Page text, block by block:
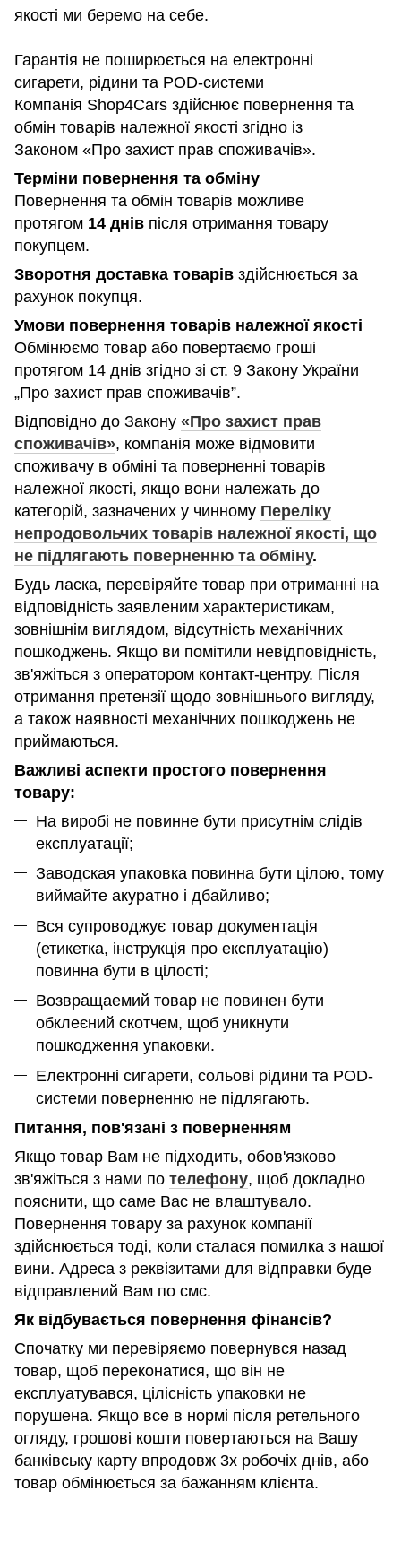
якості ми беремо на себе.
Гарантія не поширюється на електронні
сигарети, рідини та POD-системи
Компанія Shop4Cars здійснює повернення та
обмін товарів належної якості згідно із
Законом «Про захист прав споживачів».
Терміни повернення та обміну
Повернення та обмін товарів можливе
протягом 14 днів після отримання товару
покупцем.
Зворотня доставка товарів здійснюється за
рахунок покупця.
Умови повернення товарів належної якості
Обмінюємо товар або повертаємо гроші
протягом 14 днів згідно зі ст. 9 Закону України
„Про захист прав споживачів”.
Відповідно до Закону «Про захист прав
споживачів», компанія може відмовити
споживачу в обміні та поверненні товарів
належної якості, якщо вони належать до
категорій, зазначених у чинному Переліку
непродовольчих товарів належної якості, що
не підлягають поверненню та обміну.
Будь ласка, перевіряйте товар при отриманні на
відповідність заявленим характеристикам,
зовнішнім виглядом, відсутність механічних
пошкоджень. Якщо ви помітили невідповідність,
зв'яжіться з оператором контакт-центру. Після
отримання претензії щодо зовнішнього вигляду,
а також наявності механічних пошкоджень не
приймаються.
Важливі аспекти простого повернення
товару:
На виробі не повинне бути присутнім слідів
експлуатації;
Заводская упаковка повинна бути цілою, тому
виймайте акуратно і дбайливо;
Вся супроводжує товар документація
(етикетка, інструкція про експлуатацію)
повинна бути в цілості;
Возвращаемий товар не повинен бути
обклеєний скотчем, щоб уникнути
пошкодження упаковки.
Електронні сигарети, сольові рідини та POD-
системи поверненню не підлягають.
Питання, пов'язані з поверненням
Якщо товар Вам не підходить, обов'язково
зв'яжіться з нами по телефону, щоб докладно
пояснити, що саме Вас не влаштувало.
Повернення товару за рахунок компанії
здійснюється тоді, коли сталася помилка з нашої
вини. Адреса з реквізитами для відправки буде
відправлений Вам по смс.
Як відбувається повернення фінансів?
Спочатку ми перевіряємо повернувся назад
товар, щоб переконатися, що він не
експлуатувався, цілісність упаковки не
порушена. Якщо все в нормі після ретельного
огляду, грошові кошти повертаються на Вашу
банківську карту впродовж 3х робочіх днів, або
товар обмінюється за бажанням клієнта.